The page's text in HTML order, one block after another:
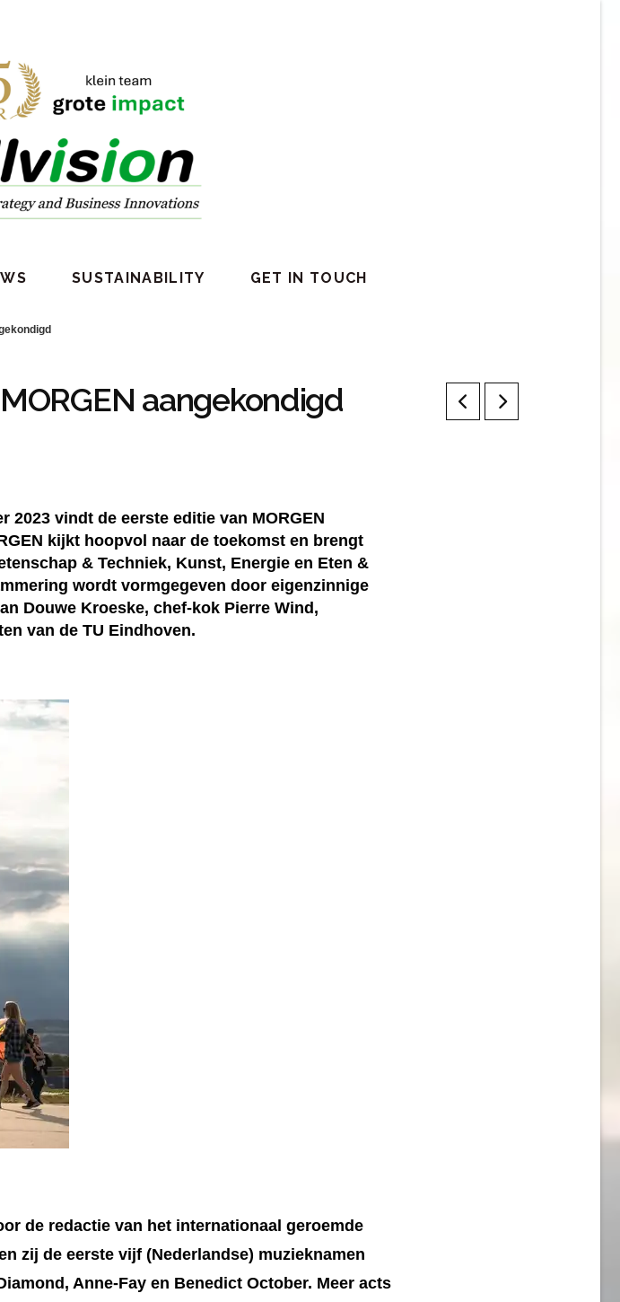
SUSTAINABILITY GET IN TOUCH
aangekondigd
2023 vindt de eerste editie van MORGEN
kijkt hoopvol naar de toekomst en brengt
& Techniek, Kunst, Energie en Eten &
wordt vormgegeven door eigenzinnige
Douwe Kroeske, chef-kok Pierre Wind,
van de TU Eindhoven.
de redactie van het internationaal geroemde
zij de eerste vijf (Nederlandse) muzieknamen
Anne-Fay en Benedict October. Meer acts